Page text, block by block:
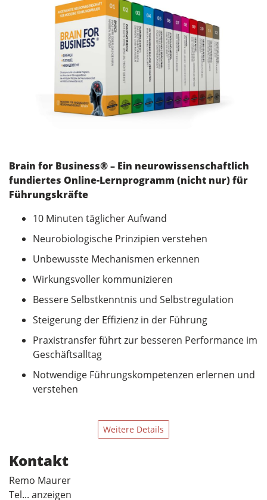
Brain for Business® – Ein neurowissenschaftlich
fundiertes Online-Lernprogramm (nicht nur) für
Führungskräfte
10 Minuten täglicher Aufwand
Neurobiologische Prinzipien verstehen
Unbewusste Mechanismen erkennen
Wirkungsvoller kommunizieren
Bessere Selbstkenntnis und Selbstregulation
Steigerung der Effizienz in der Führung
Praxistransfer führt zur besseren Performance im
Geschäftsalltag
Notwendige Führungskompetenzen erlernen und
verstehen
Weitere Details
Kontakt
Remo Maurer
Tel... anzeigen